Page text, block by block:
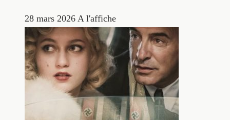
28 mars 2026 A l'affiche